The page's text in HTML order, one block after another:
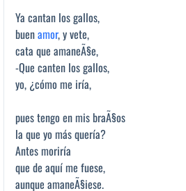
Ya cantan los gallos,
buenamor, y vete,
cata que amaneÃ§e,
-Que canten los gallos,
yo, ¿cómo me iría,
pues tengo en mis braÃ§os
la que yo más quería?
Antes moriría
que de aquí me fuese,
aunque amaneÃ§iese.